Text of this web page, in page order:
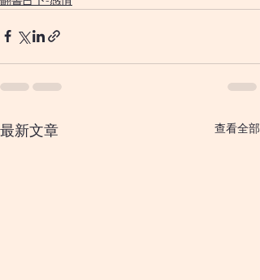
最新文章 查看全部